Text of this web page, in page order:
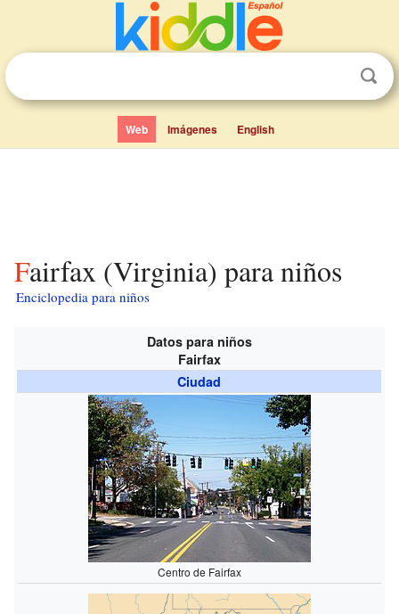
Web Imágenes English
Fairfax (Virginia) para niños
Enciclopedia para niños
Datos para niños
Fairfax
Ciudad
Centro de Fairfax